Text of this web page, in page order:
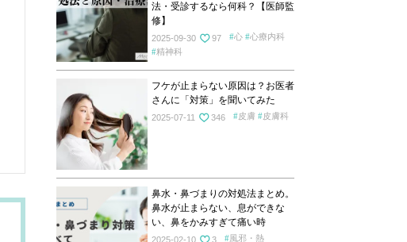
法・受診するなら何科？【医師監
修】
2025-09-30 97 心
心療内科
精神科
フケが止まらない原因は？お医者
さんに「対策」を聞いてみた
2025-07-11 346 皮膚 皮膚科
鼻水・鼻づまりの対処法まとめ。
鼻水が止まらない、息ができな
い、鼻をかみすぎて痛い時
2025-02-10 3 風邪・熱